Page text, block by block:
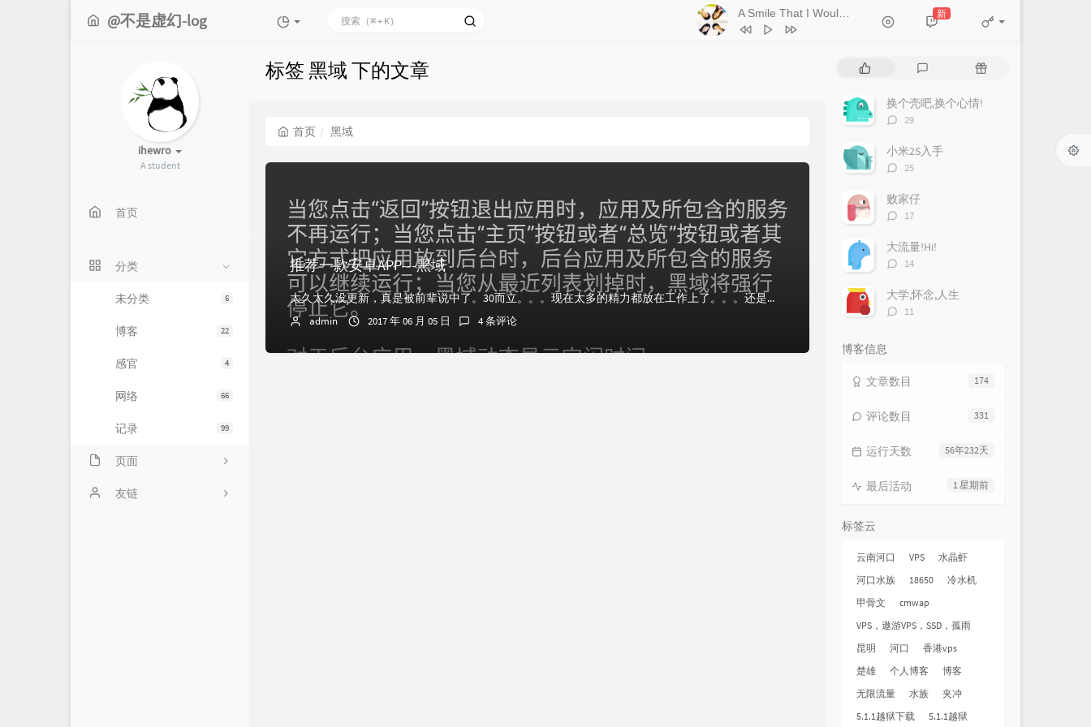
@不是虚幻-log
- Kitti Kuremanee
1
Ticket (Day Trip)
Kitti Kuremanee
Kitti Kuremanee
刘昊霖
厘小白
8 情人知己 叶蒨文
9 当初就不该学php
新
ihewro
A student
首页
分类
6
未分类
22
博客
4
感官
66
网络
99
记录
页面
示例页面
友链
标签 黑域 下的文章
首页 黑域
推荐一款安卓APP---黑域
太久太久没更新，真是被前辈说中了。30而立。。。现在太多的精力都放在工作上了。。。还是来除除草吧...用过iphone，后来一直用安卓。发现安卓更合适我，...
admin 2017 年 06 月 05 日 4 条评论
章
评
随
换个壳吧,换个心情!
评
数：
29
小米2S入手
评
数：
25
败家仔
评
数：
17
大流量!Hi!
评
数：
14
大学,怀念,人生
评
11
博客信息
174
文章数目
331
评论数目
56年232天
运行天数
1 星期前
最后活动
标签云
云南河口 VPS
水晶虾
河口水族
18650
冷水机
甲骨文
cmwap
VPS，遨游VPS，SSD，孤雨
昆明
河口
香港vps
楚雄
个人博客
博客
无限流量
水族
夹冲
5.1.1越狱下载
5.1.1越狱